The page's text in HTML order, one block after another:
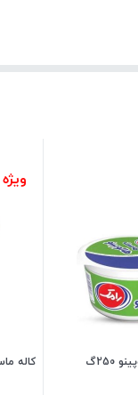
کاله